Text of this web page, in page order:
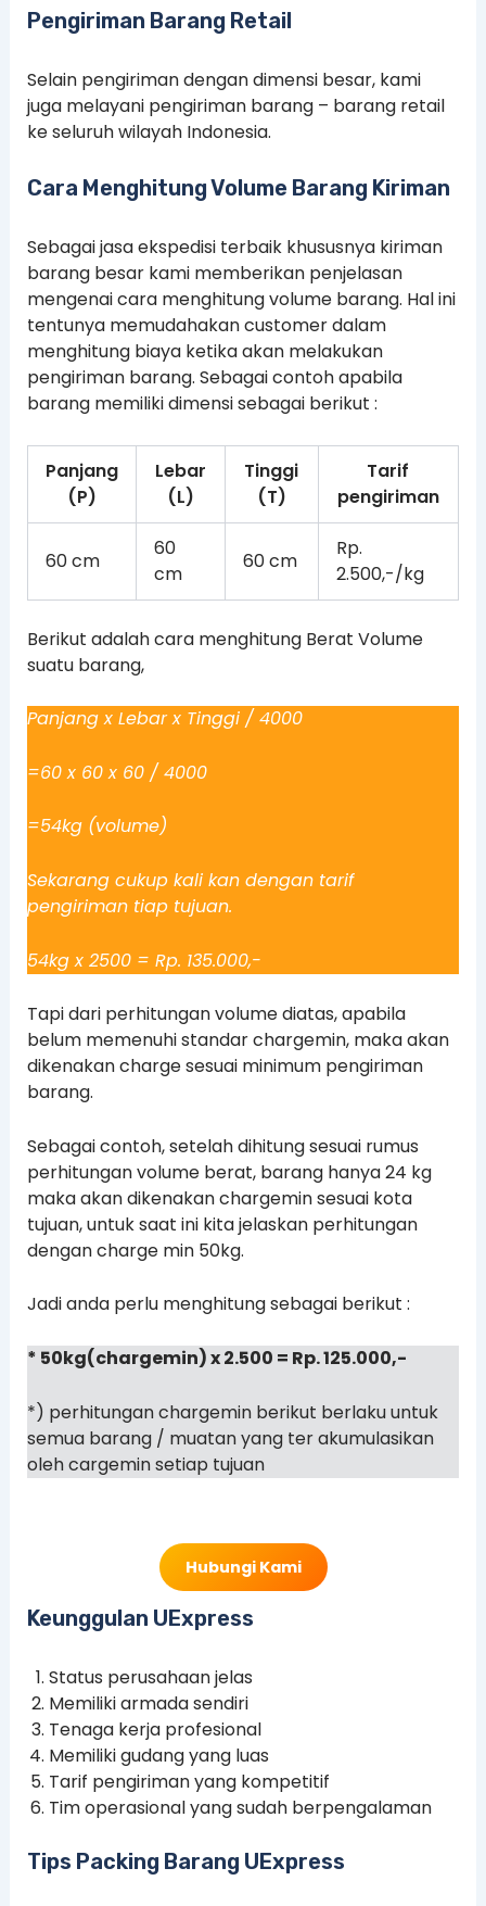
Pengiriman Barang Retail
Selain pengiriman dengan dimensi besar, kami
juga melayani pengiriman barang – barang retail
ke seluruh wilayah Indonesia.
Cara Menghitung Volume Barang Kiriman
Sebagai jasa ekspedisi terbaik khususnya kiriman
barang besar kami memberikan penjelasan
mengenai cara menghitung volume barang. Hal ini
tentunya memudahakan customer dalam
menghitung biaya ketika akan melakukan
pengiriman barang. Sebagai contoh apabila
barang memiliki dimensi sebagai berikut :
Panjang
(P)
Lebar
(L)
Tinggi
(T)
Tarif
pengiriman
60 cm
60
cm
60 cm
Rp.
2.500,-/kg
Berikut adalah cara menghitung Berat Volume
suatu barang,
Panjang x Lebar x Tinggi / 4000
=60 x 60 x 60 / 4000
=54kg (volume)
Sekarang cukup kali kan dengan tarif
pengiriman tiap tujuan.
54kg x 2500 = Rp. 135.000,-
Tapi dari perhitungan volume diatas, apabila
belum memenuhi standar chargemin, maka akan
dikenakan charge sesuai minimum pengiriman
barang.
Sebagai contoh, setelah dihitung sesuai rumus
perhitungan volume berat, barang hanya 24 kg
maka akan dikenakan chargemin sesuai kota
tujuan, untuk saat ini kita jelaskan perhitungan
dengan charge min 50kg.
Jadi anda perlu menghitung sebagai berikut :
* 50kg(chargemin) x 2.500 = Rp. 125.000,-
*) perhitungan chargemin berikut berlaku untuk
semua barang / muatan yang ter akumulasikan
oleh cargemin setiap tujuan
Hubungi Kami
Keunggulan UExpress
Status perusahaan jelas
Memiliki armada sendiri
Tenaga kerja profesional
Memiliki gudang yang luas
Tarif pengiriman yang kompetitif
Tim operasional yang sudah berpengalaman
Tips Packing Barang UExpress